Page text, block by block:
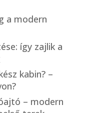
a modern
így zajlik a
kabin? –
– modern